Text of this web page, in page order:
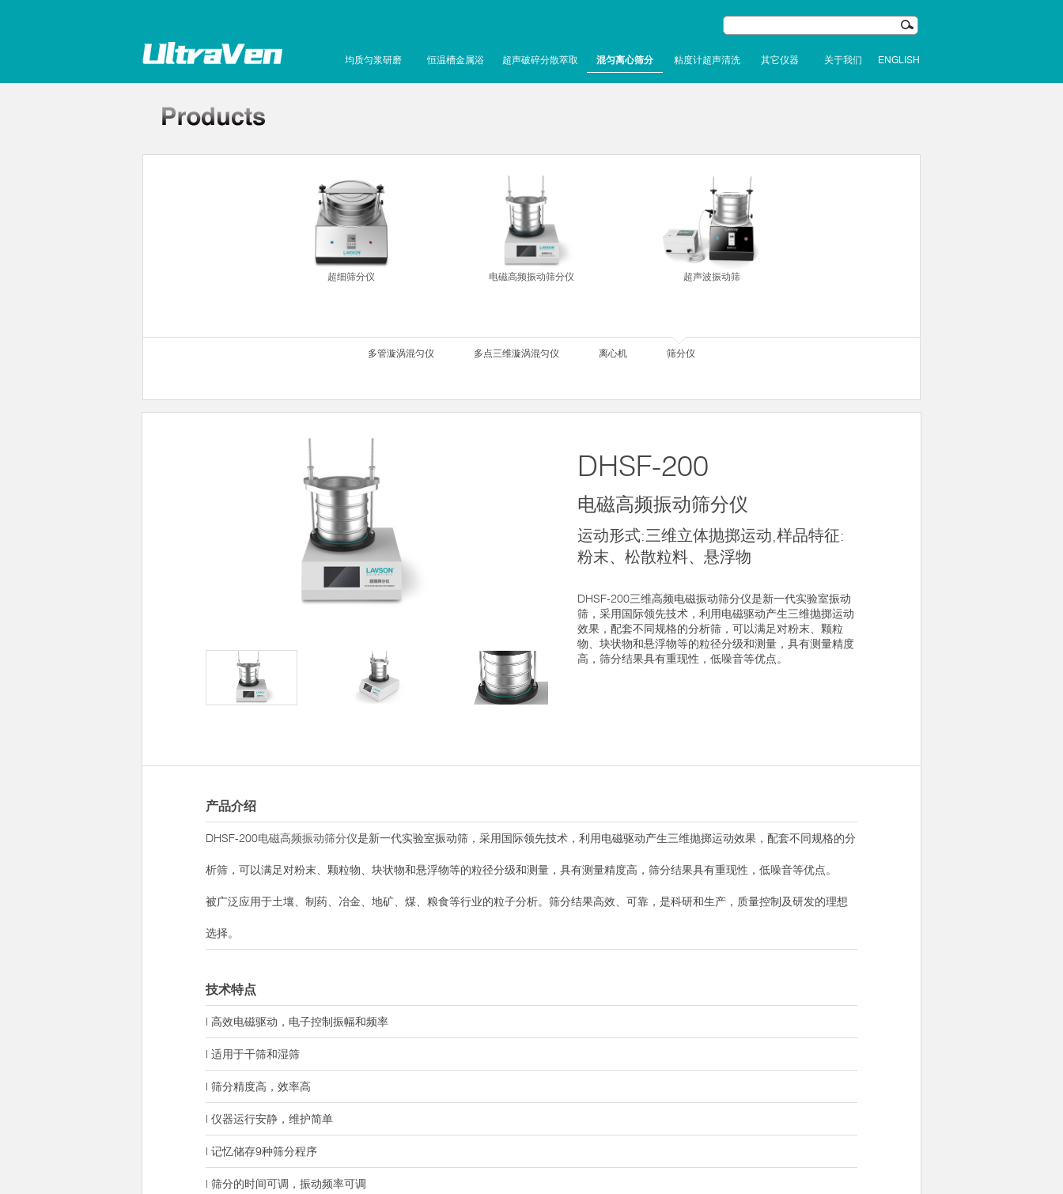
均质匀浆研磨 恒温槽金属浴 超声破碎分散萃取 混匀离心筛分 粘度计超声清洗 其它仪器 关于我们 ENGLISH
超细筛分仪 电磁高频振动筛分仪 超声波振动筛
多管漩涡混匀仪 多点三维漩涡混匀仪 离心机 筛分仪
DHSF-200
电磁高频振动筛分仪
运动形式:三维立体抛掷运动,样品特征:
粉末、松散粒料、悬浮物
DHSF-200三维高频电磁振动筛分仪是新一代实验室振动
筛，采用国际领先技术，利用电磁驱动产生三维抛掷运动
效果，配套不同规格的分析筛，可以满足对粉末、颗粒
物、块状物和悬浮物等的粒径分级和测量，具有测量精度
高，筛分结果具有重现性，低噪音等优点。
产品介绍
DHSF-200电磁高频振动筛分仪是新一代实验室振动筛，采用国际领先技术，利用电磁驱动产生三维抛掷运动效果，配套不同规格的分
析筛，可以满足对粉末、颗粒物、块状物和悬浮物等的粒径分级和测量，具有测量精度高，筛分结果具有重现性，低噪音等优点。
被广泛应用于土壤、制药、冶金、地矿、煤、粮食等行业的粒子分析。筛分结果高效、可靠，是科研和生产，质量控制及研发的理想
选择。
技术特点
l 高效电磁驱动，电子控制振幅和频率
l 适用于干筛和湿筛
l 筛分精度高，效率高
l 仪器运行安静，维护简单
l 记忆储存9种筛分程序
l 筛分的时间可调，振动频率可调